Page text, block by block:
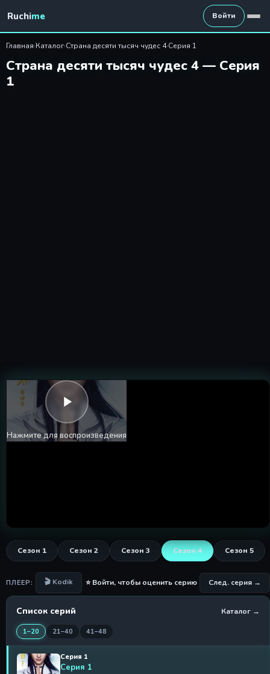
Страна десяти тысяч
Ruchime Войти
Главная›Каталог›Страна десяти тысяч чудес 4›Серия 1
Страна десяти тысяч чудес 4 — Серия
1
Сезон 1 Сезон 2 Сезон 3 Сезон 4 Сезон 5
Нажмите для воспроизведения
ПЛЕЕР: 🎬 Kodik ⭐ Войти, чтобы оценить серию След. серия →
Список серий Каталог →
1–20 21–40 41–48
Серия 1
Серия 1